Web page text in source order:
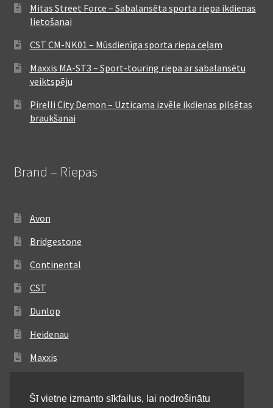
Mitas Street Force – Sabalansēta sporta riepa ikdienas
lietošanai
CST CM-NK01 – Mūsdienīga sporta riepa ceļam
Maxxis MA-ST3 – Sport-touring riepa ar sabalansētu
veiktspēju
Pirelli City Demon – Uzticama izvēle ikdienas pilsētas
braukšanai
Brand – Riepas
Avon
Bridgestone
Continental
CST
Dunlop
Heidenau
Maxxis
Michelin
Šī vietne izmanto sīkfailus, lai nodrošinātu